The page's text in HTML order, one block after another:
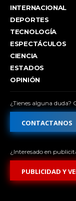
INTERNACIONAL
DEPORTES
TECNOLOGÍA
ESPECTÁCULOS
CIENCIA
ESTADOS
OPINIÓN
¿Tienes alguna duda?
CONTACTANOS
¿Interesado en
PUBLICIDAD Y